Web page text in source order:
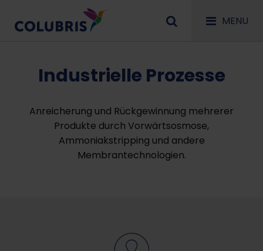
MENU
Industrielle Prozesse
Anreicherung und Rückgewinnung mehrerer
Produkte durch Vorwärtsosmose,
Ammoniakstripping und andere
Membrantechnologien.